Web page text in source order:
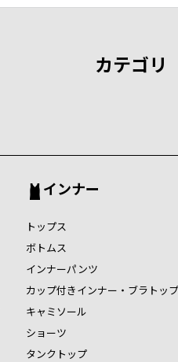
カテゴリ
インナー
トップス
ボトムス
インナーパンツ
カップ付きインナー・ブラトップ
キャミソール
ショーツ
タンクトップ